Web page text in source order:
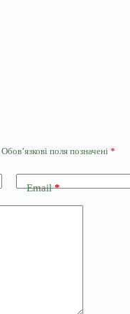
Обов’язкові поля позначені *
Email*